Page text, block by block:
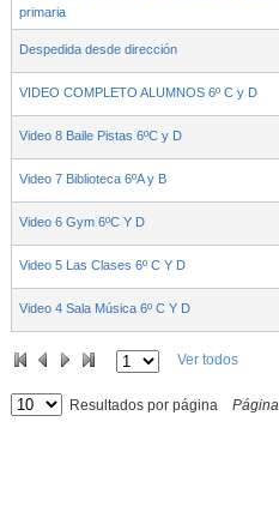
primaria
Despedida desde dirección
VIDEO COMPLETO ALUMNOS 6º C y D
Video 8 Baile Pistas 6ºC y D
Video 7 Biblioteca 6ºA y B
Video 6 Gym 6ºC Y D
Video 5 Las Clases 6º C Y D
Video 4 Sala Música 6º C Y D
Ver todos
Resultados por página Página